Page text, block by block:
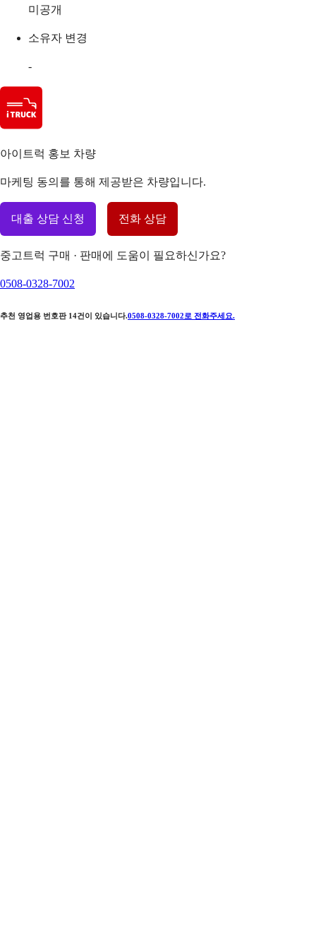
미공개
소유자 변경
-
아이트럭 홍보 차량
마케팅 동의를 통해 제공받은 차량입니다.
대출 상담 신청 전화 상담
중고트럭 구매 · 판매에 도움이 필요하신가요?
0508-0328-7002
추천 영업용 번호판 14건이 있습니다.0508-0328-7002 로 전화주세요.